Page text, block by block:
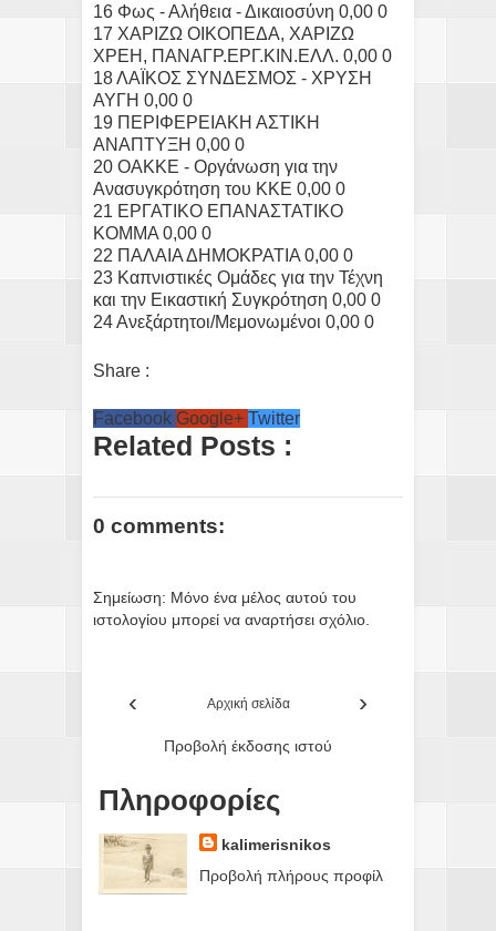
16 Φως - Αλήθεια - Δικαιοσύνη 0,00 0
17 ΧΑΡΙΖΩ ΟΙΚΟΠΕΔΑ, ΧΑΡΙΖΩ
ΧΡΕΗ, ΠΑΝΑΓΡ.ΕΡΓ.ΚΙΝ.ΕΛΛ. 0,00 0
18 ΛΑΪΚΟΣ ΣΥΝΔΕΣΜΟΣ - ΧΡΥΣΗ
ΑΥΓΗ 0,00 0
19 ΠΕΡΙΦΕΡΕΙΑΚΗ ΑΣΤΙΚΗ
ΑΝΑΠΤΥΞΗ 0,00 0
20 ΟΑΚΚΕ - Οργάνωση για την
Ανασυγκρότηση του ΚΚΕ 0,00 0
21 ΕΡΓΑΤΙΚΟ ΕΠΑΝΑΣΤΑΤΙΚΟ
ΚΟΜΜΑ 0,00 0
22 ΠΑΛΑΙΑ ΔΗΜΟΚΡΑΤΙΑ 0,00 0
23 Καπνιστικές Ομάδες για την Τέχνη
και την Εικαστική Συγκρότηση 0,00 0
24 Ανεξάρτητοι/Μεμονωμένοι 0,00 0
Share :
Facebook Google+ Twitter
Related Posts :
0 comments:
Σημείωση: Μόνο ένα μέλος αυτού του
ιστολογίου μπορεί να αναρτήσει σχόλιο.
‹ ›
Αρχική σελίδα
Προβολή έκδοσης ιστού
Πληροφορίες
kalimerisnikos
Προβολή πλήρους προφίλ